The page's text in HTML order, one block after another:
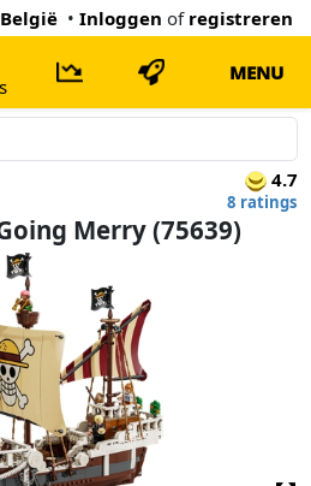
België • Inloggen of registreren
MENU
4.7
8 ratings
Merry (75639)